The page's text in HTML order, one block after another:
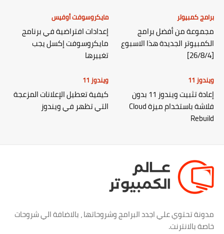
برامج كمبيوتر
مجموعة من أفضل برامج
الكمبيوتر الجديدة هذا الاسبوع
[26/8/4]
مايكروسوفت أوفيس
إعدادات افتراضية في برنامج
مايكروسوفت إكسل يجب
تغييرها
ويندوز 11
إعادة تثبيت ويندوز 11 بدون
فلاشة باستخدام ميزة Cloud
Rebuild
ويندوز 11
كيفية تعطيل الإعلانات المزعجة
التي تظهر في ويندوز
مدونة تحتوي علي اجدد البرامج وشروحاتها ، بالاضافة الي شروحات
خاصة بالانترنت.